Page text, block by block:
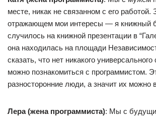
месте, никак не связанном с его работой.
отражающем мои интересы — я книжный
случилось на книжной презентации в
она находилась на площади
сказать, что нет никакого универсального
можно познакомиться с программистом.
разносторонние люди, а значит их можно
Лера (жена программиста): Мы с